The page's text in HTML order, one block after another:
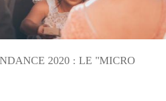
2020 : LE "MICRO